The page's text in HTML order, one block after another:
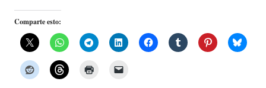
Comparte esto: